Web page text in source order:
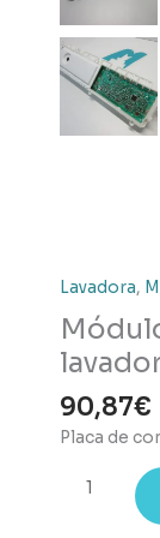
Lavadora,
90,87€
Placa de
Módulo
electrónico